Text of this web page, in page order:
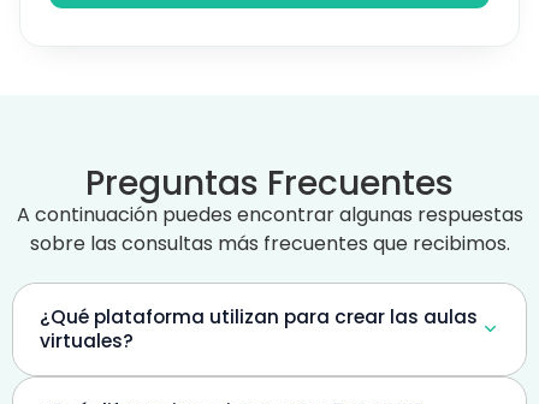
Preguntas Frecuentes
A continuación puedes encontrar algunas respuestas
sobre las consultas más frecuentes que recibimos.
¿Qué plataforma utilizan para crear las aulas
virtuales?